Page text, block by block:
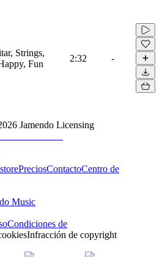
Strings,
Fun
2:32 -
Jamendo Licensing
PreciosContactoCentro de
Music
Condiciones de
Infracción de copyright